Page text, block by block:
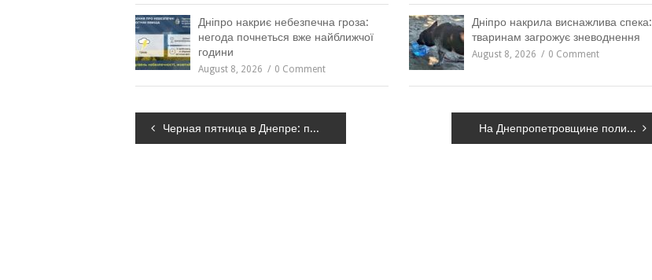
Дніпро накриє небезпечна гроза:
негода почнеться вже найближчої
години
August 8, 2026 0 Comment
Дніпро накрила виснажлива спека:
тваринам загрожує зневоднення
August 8, 2026 0 Comment
Навігація
Черная пятница в Днепре: правила безопасности и как “не сойти с ума” в этот день На Днепропетровщине полиция изъяла более полутора тонн металлолома: что грозит организатору незаконного бизнеса, – ФОТО